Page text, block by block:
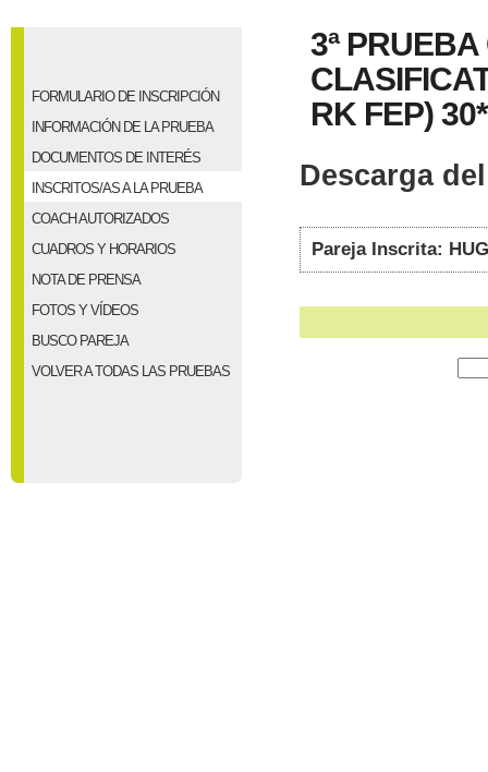
FORMULARIO DE INSCRIPCIÓN
INFORMACIÓN DE LA PRUEBA
DOCUMENTOS DE INTERÉS
INSCRITOS/AS A LA PRUEBA
COACH AUTORIZADOS
CUADROS Y HORARIOS
NOTA DE PRENSA
FOTOS Y VÍDEOS
BUSCO PAREJA
VOLVER A TODAS LAS PRUEBAS
3ª
RK FEP) 30*
Descarga
Pareja Inscrita: